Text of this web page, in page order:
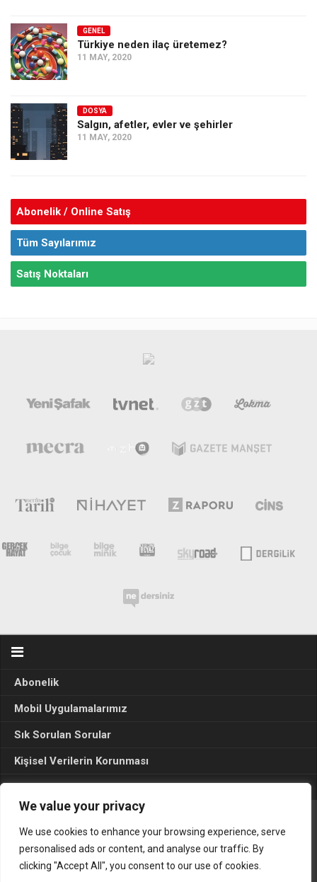
We value your privacy
We use cookies to enhance your browsing experience, serve
personalised ads or content, and analyse our traffic. By
clicking "Accept All", you consent to our use of cookies.
GENEL
Türkiye neden ilaç üretemez?
11 MAY, 2020
DOSYA
Salgın, afetler, evler ve şehirler
11 MAY, 2020
Abonelik / Online Satış
Tüm Sayılarımız
Satış Noktaları
Abonelik
Mobil Uygulamalarımız
Sık Sorulan Sorular
Kişisel Verilerin Korunması
Seçim Sonuçları 2024
Gerçek Hayat © 2015. Her hakkı sakldır.